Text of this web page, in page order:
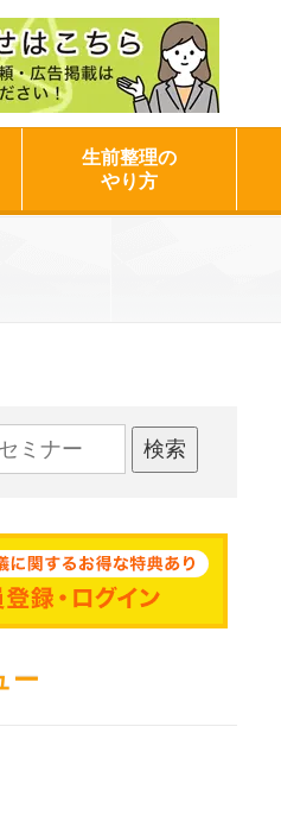
生前整理の
やり方
検索
ー